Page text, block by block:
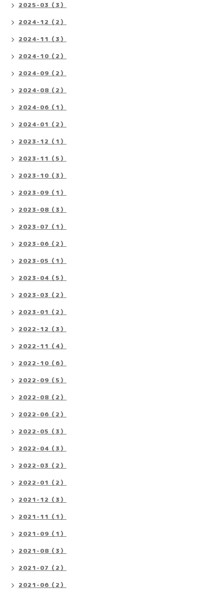
2025-03（3）
2024-12（2）
2024-11（3）
2024-10（2）
2024-09（2）
2024-08（2）
2024-06（1）
2024-01（2）
2023-12（1）
2023-11（5）
2023-10（3）
2023-09（1）
2023-08（3）
2023-07（1）
2023-06（2）
2023-05（1）
2023-04（5）
2023-03（2）
2023-01（2）
2022-12（3）
2022-11（4）
2022-10（6）
2022-09（5）
2022-08（2）
2022-06（2）
2022-05（3）
2022-04（3）
2022-03（2）
2022-01（2）
2021-12（3）
2021-11（1）
2021-09（1）
2021-08（3）
2021-07（2）
2021-06（2）